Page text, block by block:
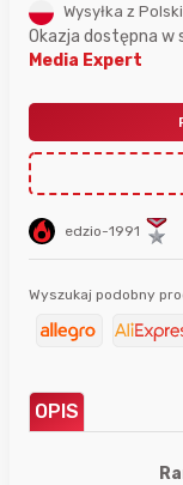
edzio-1991
Wysyłka z Polski
Okazja dostępna w
Media Expert
Wyszukaj podobny
OPIS